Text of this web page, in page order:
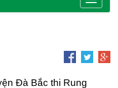
Đà Bắc thi Rung